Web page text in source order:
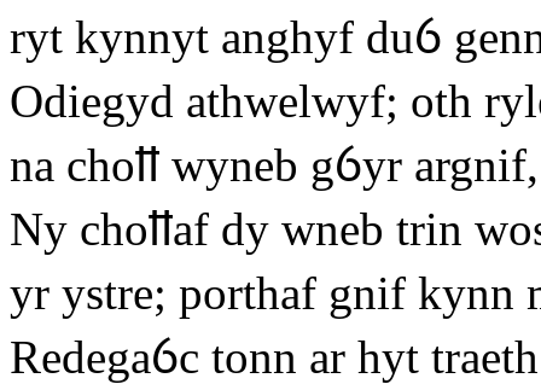
ryt kynnyt anghyf duỽ
Odiegyd athwelwyf; oth
na choỻ wyneb gỽyr argnif,
Ny choỻaf dy wneb trin
yr ystre; porthaf gnif kynn
Redegaỽc tonn ar hyt